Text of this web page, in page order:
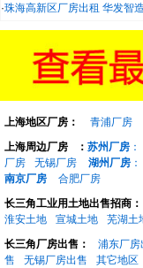
·珠海高新区厂房出租 华发智
上海地区厂房： 青浦厂房
上海周边厂房
： 苏州厂房 ：
厂房
无锡厂房 湖州厂房 ：
南京厂房
合肥厂房
长三角工业用土地出售招商：
淮安土地
宣城土地 芜湖土
长三角厂房出售：
浦东厂房
售
无锡厂房出售
其它地区